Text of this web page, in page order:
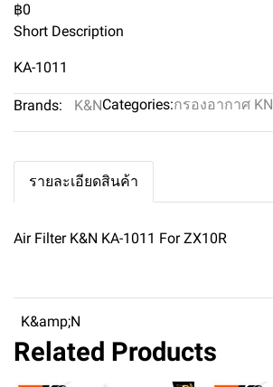
฿0
Short Description
KA-1011
Brands: K&NCategories:กรองอากาศ KN
รายละเอียดสินค้า
Air Filter K&N KA-1011 For ZX10R
K&amp;N
Related Products